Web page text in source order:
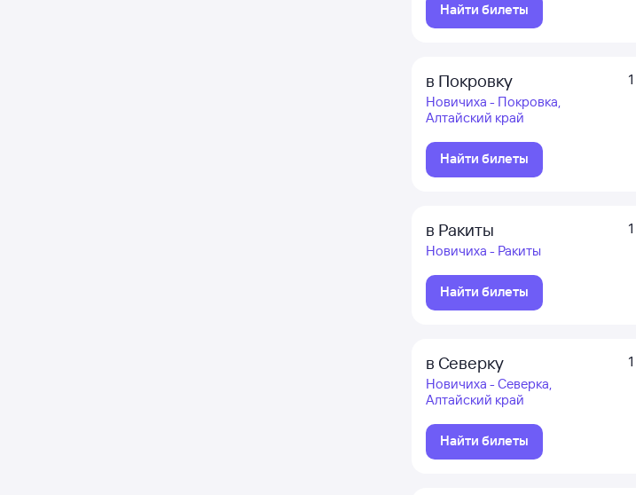
Найти билеты
в Покровку
Новичиха - Покровка,
Алтайский край
Найти билеты
1
в Ракиты
Новичиха - Ракиты
Найти билеты
1
в Северку
Новичиха - Северка,
Алтайский край
Найти билеты
1